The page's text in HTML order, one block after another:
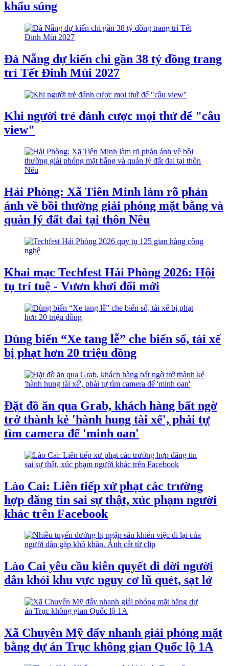
khẩu súng
Đà Nẵng dự kiến chi gần 38 tỷ đồng trang
trí Tết Đinh Mùi 2027
Khi người trẻ đánh cược mọi thứ để "câu
view"
Hải Phòng: Xã Tiên Minh làm rõ phản
ánh về bồi thường giải phóng mặt bằng và
quản lý đất đai tại thôn Nêu
Khai mạc Techfest Hải Phòng 2026: Hội
tụ trí tuệ - Vươn khơi đổi mới
Dùng biển “Xe tang lễ” che biển số, tài xế
bị phạt hơn 20 triệu đồng
Đặt đồ ăn qua Grab, khách hàng bất ngờ
trở thành kẻ 'hành hung tài xế', phải tự
tìm camera để 'minh oan'
Lào Cai: Liên tiếp xử phạt các trường
hợp đăng tin sai sự thật, xúc phạm người
khác trên Facebook
Lào Cai yêu cầu kiên quyết di dời người
dân khỏi khu vực nguy cơ lũ quét, sạt lở
Xã Chuyên Mỹ đẩy nhanh giải phóng mặt
bằng dự án Trục không gian Quốc lộ 1A